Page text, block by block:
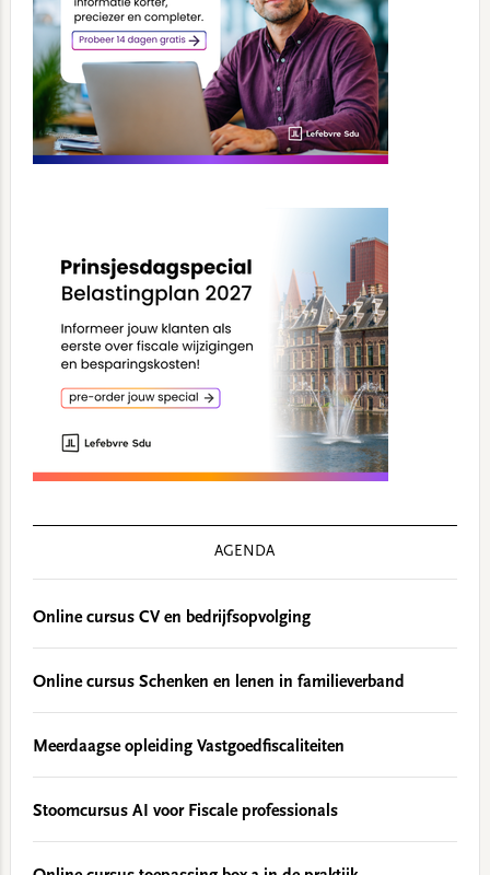
AGENDA
Online cursus CV en bedrijfsopvolging
Online cursus Schenken en lenen in familieverband
Meerdaagse opleiding Vastgoedfiscaliteiten
Stoomcursus AI voor Fiscale professionals